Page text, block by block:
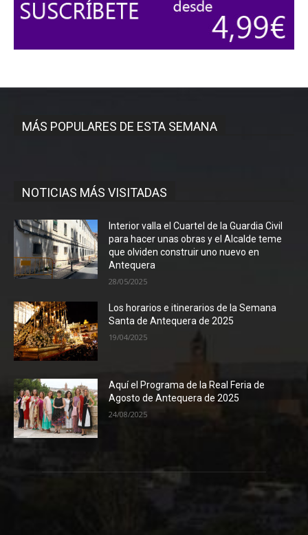
MÁS POPULARES DE ESTA SEMANA
NOTICIAS MÁS VISITADAS
Interior valla el Cuartel de la Guardia Civil
para hacer unas obras y el Alcalde teme
que olviden construir uno nuevo en
Antequera
28/05/2025
Los horarios e itinerarios de la Semana
Santa de Antequera de 2025
19/04/2025
Aquí el Programa de la Real Feria de
Agosto de Antequera de 2025
24/08/2025